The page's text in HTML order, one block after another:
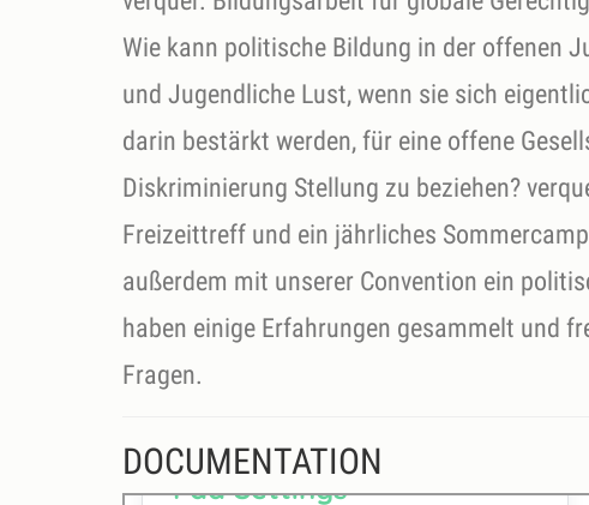
Wie kann politische Bildung in der offenen
und Jugendliche Lust, wenn sie sich
darin bestärkt werden, für eine offene
Diskriminierung Stellung zu beziehen?
Freizeittreff und ein jährliches
außerdem mit unserer Convention ein
haben einige Erfahrungen gesammelt und
Fragen.
DOCUMENTATION